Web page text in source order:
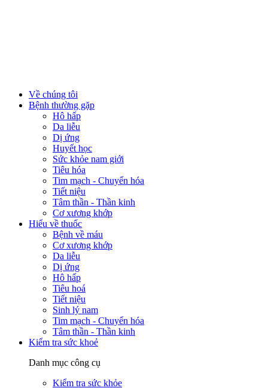
Về chúng tôi
Bệnh thường gặp
Hô hấp
Da liễu
Dị ứng
Huyết học
Sức khỏe nam giới
Tiêu hóa
Tim mạch - Chuyển hóa
Tiết niệu
Tâm thần - Thần kinh
Cơ xương khớp
Hiểu về thuốc
Bệnh về máu
Cơ xương khớp
Da liễu
Dị ứng
Hô hấp
Tiêu hoá
Tiết niệu
Sinh lý nam
Tim mạch - Chuyển hóa
Tâm thần - Thần kinh
Kiểm tra sức khoẻ
Danh mục công cụ
Kiểm tra sức khỏe